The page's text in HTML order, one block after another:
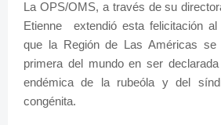
La OPS/OMS, a través de su
Etienne extendió esta felicitación
que la Región de Las Américas
primera del mundo en ser
endémica de la rubeóla y del
congénita.